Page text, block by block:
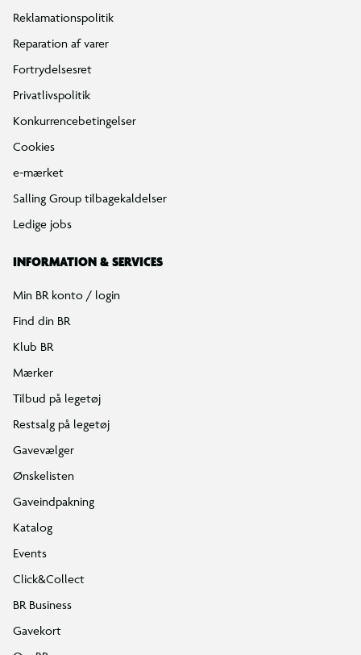
Reklamationspolitik
Reparation af varer
Fortrydelsesret
Privatlivspolitik
Konkurrencebetingelser
Cookies
e-mærket
Salling Group tilbagekaldelser
Ledige jobs
INFORMATION & SERVICES
Min BR konto / login
Find din BR
Klub BR
Mærker
Tilbud på legetøj
Restsalg på legetøj
Gavevælger
Ønskelisten
Gaveindpakning
Katalog
Events
Click&Collect
BR Business
Gavekort